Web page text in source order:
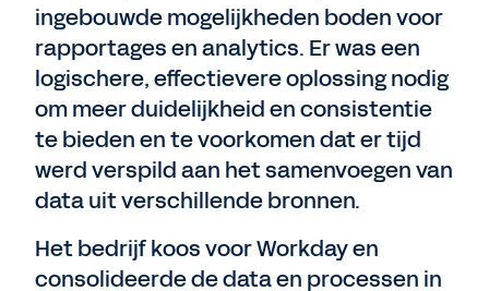
ingebouwde mogelijkheden boden voor
rapportages en analytics. Er was een
logischere, effectievere oplossing nodig
om meer duidelijkheid en consistentie
te bieden en te voorkomen dat er tijd
werd verspild aan het samenvoegen van
data uit verschillende bronnen.
Het bedrijf koos voor Workday en
consolideerde de data en processen in